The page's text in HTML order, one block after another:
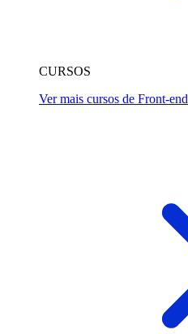
CURSOS
Ver mais cursos de Front-end